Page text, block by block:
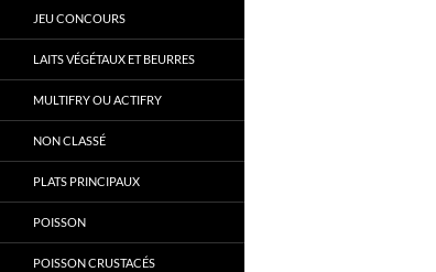
JEU CONCOURS
LAITS VÉGÉTAUX ET BEURRES
MULTIFRY OU ACTIFRY
NON CLASSÉ
PLATS PRINCIPAUX
POISSON
POISSON CRUSTACÉS